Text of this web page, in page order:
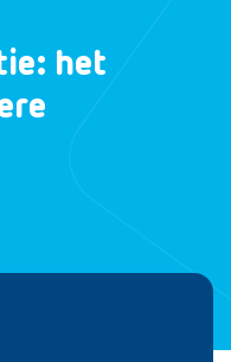
het